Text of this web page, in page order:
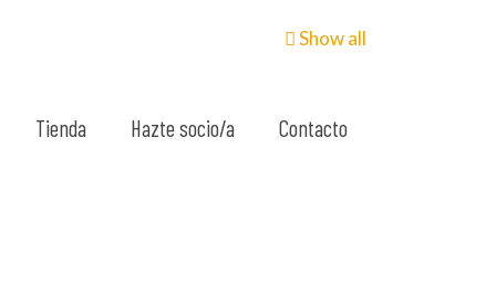
Tienda Hazte socio/a Contacto
Show all